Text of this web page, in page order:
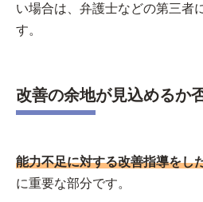
い場合は、弁護士などの第三者
す。
改善の余地が見込めるか
能力不足に対する改善指導をし
に重要な部分です。